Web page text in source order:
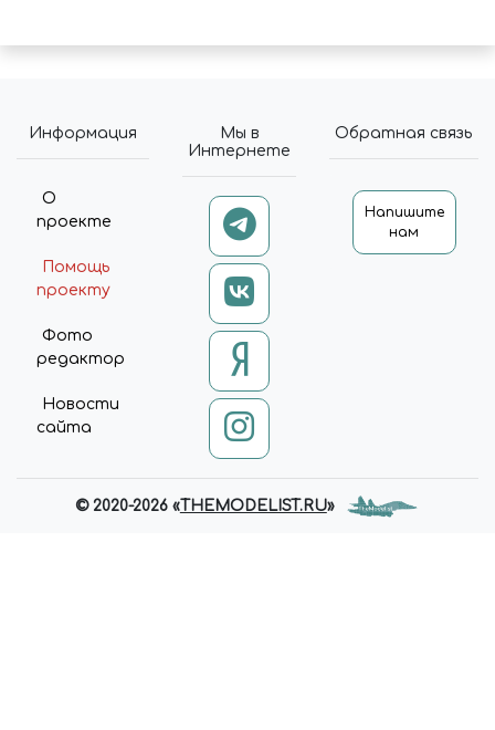
Информация
О
проекте
Помощь
проекту
Фото
редактор
Новости
сайта
Мы в
Интернете
Обратная связь
Напишите
нам
© 2020-2026 «THEMODELIST.RU»